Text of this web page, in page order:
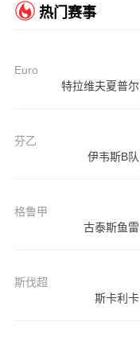
热门赛事
Euro
特拉维夫夏普尔
芬乙
伊韦斯B队
格鲁甲
古泰斯鱼雷
斯伐超
斯卡利卡